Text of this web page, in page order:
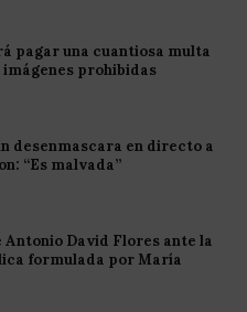
pagar una cuantiosa multa
prohibidas
desenmascara en directo a
“Es malvada”
Antonio David Flores ante la
formulada por María